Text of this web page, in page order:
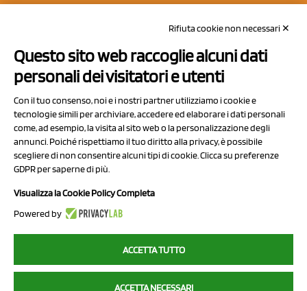
Capitale sociale Euro 50.000,00 i.v.
Contatti
Privacy Policy
Cookie Policy
Chi Siamo
2023 NCX Drahorad srl - All rights reserved
myfruit.it è parte del network diNCX DRAHORAD
Rifiuta cookie non necessari ✕
Questo sito web raccoglie alcuni dati
personali dei visitatori e utenti
Con il tuo consenso, noi e i nostri partner utilizziamo i cookie e
tecnologie simili per archiviare, accedere ed elaborare i dati personali
come, ad esempio, la visita al sito web o la personalizzazione degli
annunci. Poiché rispettiamo il tuo diritto alla privacy, è possibile
scegliere di non consentire alcuni tipi di cookie. Clicca su preferenze
GDPR per saperne di più.
Visualizza la Cookie Policy Completa
Powered by
ACCETTA TUTTO
ACCETTA NECESSARI